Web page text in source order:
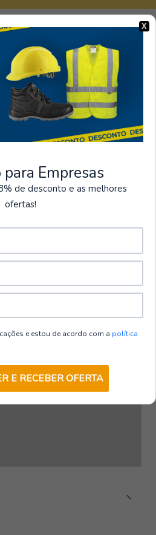
sécurisés
Tous les paiements
effectués en magasin
sont sécurisés.
X
Empresas
de desconto e as melhores
ofertas!
e estou de acordo com a política
E RECEBER OFERTA